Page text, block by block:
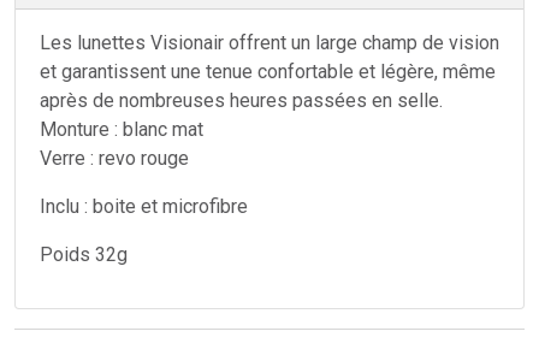
Les lunettes Visionair offrent un large champ de vision
et garantissent une tenue confortable et légère, même
après de nombreuses heures passées en selle.
Monture : blanc mat
Verre : revo rouge
Inclu : boite et microfibre
Poids 32g